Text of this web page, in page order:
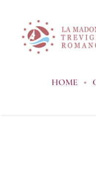
contenuto
HOME